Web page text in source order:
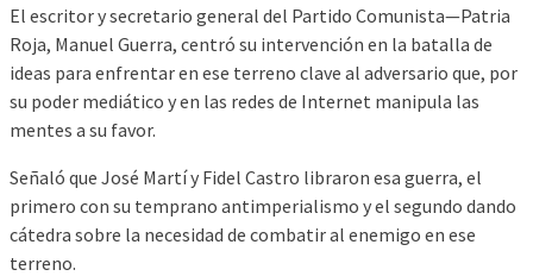
El escritor y secretario general del Partido Comunista—Patria
Roja, Manuel Guerra, centró su intervención en la batalla de
ideas para enfrentar en ese terreno clave al adversario que, por
su poder mediático y en las redes de Internet manipula las
mentes a su favor.
Señaló que José Martí y Fidel Castro libraron esa guerra, el
primero con su temprano antimperialismo y el segundo dando
cátedra sobre la necesidad de combatir al enemigo en ese
terreno.